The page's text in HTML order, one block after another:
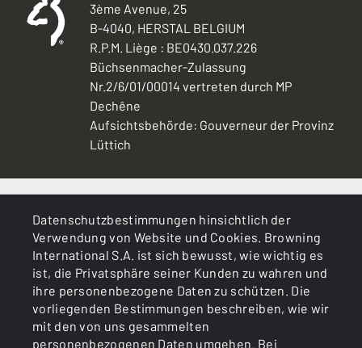
Datenschutzbestimmungen hinsichtlich der
Verwendung von Website und Cookies. Browning
International S.A. ist sich bewusst, wie wichtig es
ist, die Privatsphäre seiner Kunden zu wahren und
ihre personenbezogene Daten zu schützen. Die
vorliegenden Bestimmungen beschreiben, wie wir
mit den von uns gesammelten
personenbezogenen Daten umgehen. Bei
3ème Avenue, 25
B-4040, HERSTAL BELGIUM
R.P.M. Liège : BE0430.037.226
Büchsenmacher-Zulassung
Nr.2/6/01/00014 vertreten durch MP
Dechêne
Aufsichtsbehörde: Gouverneur der Provinz
Lüttich
DIENSTLEISTUNGEN